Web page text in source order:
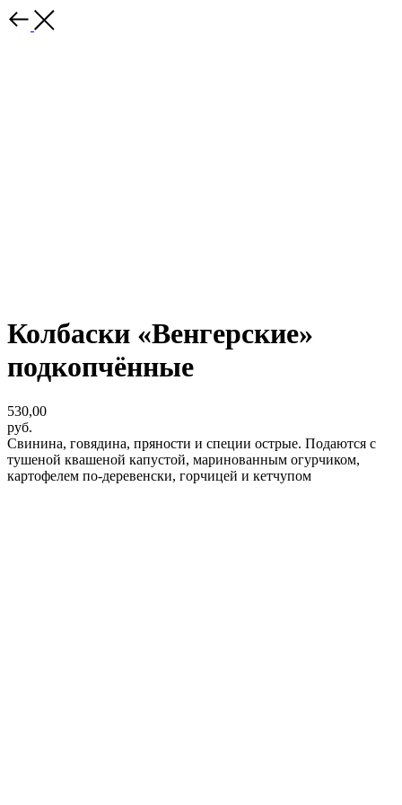
Колбаски «Венгерские»
подкопчённые
530,00
руб.
Свинина, говядина, пряности и специи острые. Подаются с
тушеной квашеной капустой, маринованным огурчиком,
картофелем по-деревенски, горчицей и кетчупом